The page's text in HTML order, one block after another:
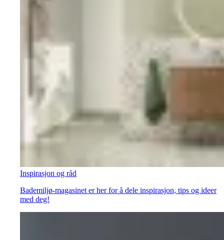
Inspirasjon og råd
Bademiljø-magasinet er her for å dele inspirasjon, tips og ideer
med deg!